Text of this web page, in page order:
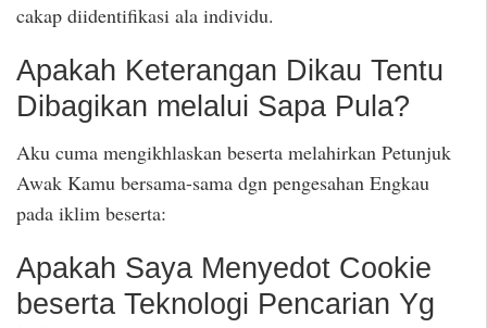
cakap diidentifikasi ala individu.
Apakah Keterangan Dikau Tentu
Dibagikan melalui Sapa Pula?
Aku cuma mengikhlaskan beserta melahirkan Petunjuk
Awak Kamu bersama-sama dgn pengesahan Engkau
pada iklim beserta:
Apakah Saya Menyedot Cookie
beserta Teknologi Pencarian Yg